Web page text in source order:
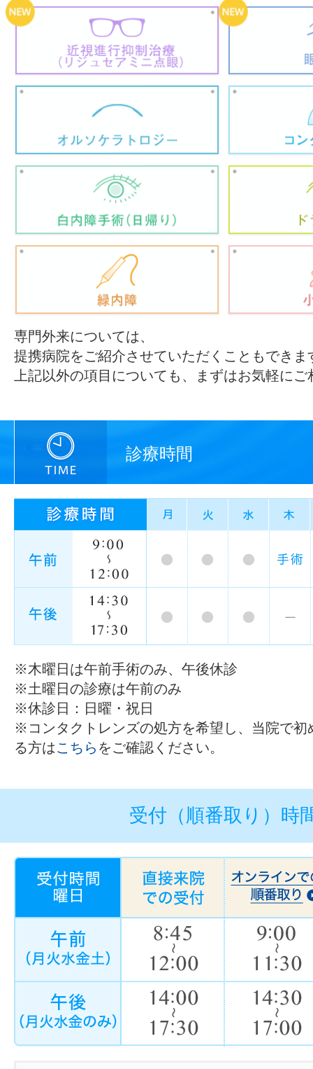
専門外来については、
提携病院をご紹介させていただくこともできま
上記以外の項目についても、まずはお気軽に
診療時間
※木曜日は午前手術のみ、午後休診
※土曜日の診療は午前のみ
※休診日：日曜・祝日
※コンタクトレンズの処方を希望し、当院で初
る方はこちら をご確認ください。
受付（順番取り）時